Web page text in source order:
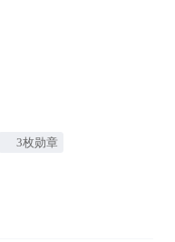
3枚勋章